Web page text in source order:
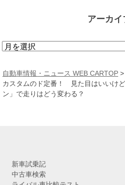
アーカイ
ア
カ
イ
ブ
自動車情報・ニュース WEB CARTOP >
カスタムのド定番！ 見た目はいいけ
ン」で走りはどう変わる？
新車試乗記
中古車検索